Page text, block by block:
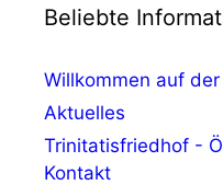
Beliebte
Willkommen auf
Aktuelles
Trinitatisfriedhof -
Kontakt